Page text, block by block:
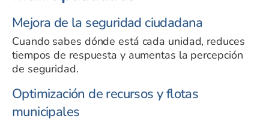
Mejora de la seguridad ciudadana
Cuando sabes dónde está cada unidad, reduces
tiempos de respuesta y aumentas la percepción
de seguridad.
Optimización de recursos y flotas
municipales